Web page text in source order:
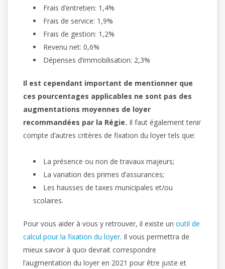
Frais d’entretien: 1,4%
Frais de service: 1,9%
Frais de gestion: 1,2%
Revenu net: 0,6%
Dépenses d’immobilisation: 2,3%
Il est cependant important de mentionner que
ces pourcentages applicables ne sont pas des
augmentations moyennes de loyer
recommandées par la Régie. Il faut également tenir
compte d’autres critères de fixation du loyer tels que:
La présence ou non de travaux majeurs;
La variation des primes d’assurances;
Les hausses de taxes municipales et/ou
scolaires.
Pour vous aider à vous y retrouver, il existe un outil de
calcul pour la fixation du loyer. Il vous permettra de
mieux savoir à quoi devrait correspondre
l’augmentation du loyer en 2021 pour être juste et